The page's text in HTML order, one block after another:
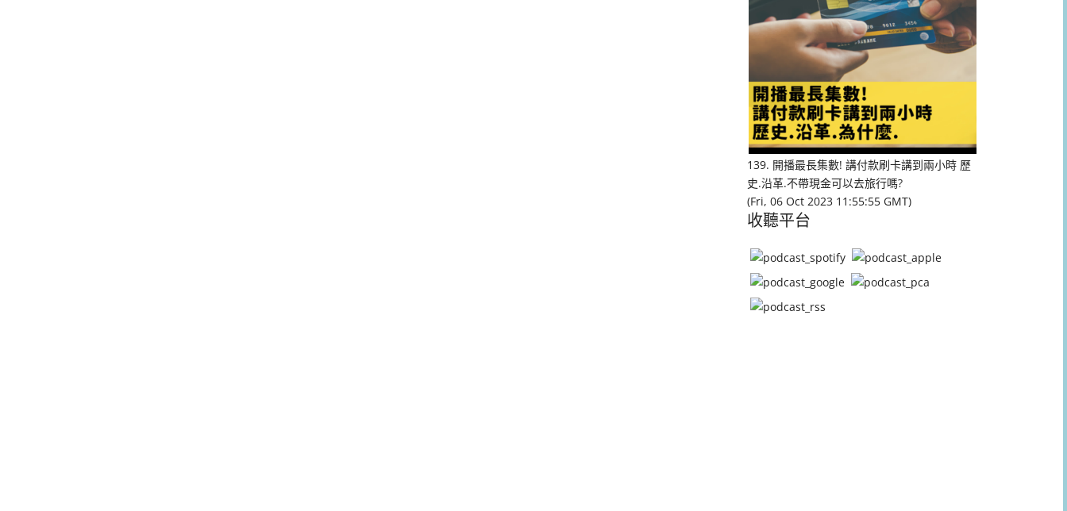
鍵
以
提
或
降
低
量。
139. 開播最長集數! 講付款刷卡講到兩小時 歷
史.沿革.不帶現金可以去旅行嗎?
(Fri, 06 Oct 2023 11:55:55 GMT)
收聽平台